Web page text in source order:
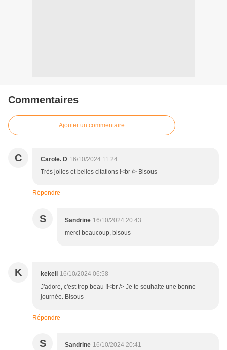
Commentaires
Ajouter un commentaire
C Carole. D 16/10/2024 11:24
Très jolies et belles citations !<br /> Bisous
Répondre
S Sandrine 16/10/2024 20:43
merci beaucoup, bisous
K kekeli 16/10/2024 06:58
J'adore, c'est trop beau !!<br /> Je te souhaite une bonne
journée. Bisous
Répondre
S Sandrine 16/10/2024 20:41